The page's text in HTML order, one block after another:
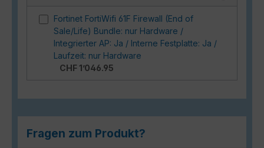
Fortinet FortiWifi 61F Firewall (End of
Sale/Life) Bundle: nur Hardware /
Integrierter AP: Ja / Interne Festplatte: Ja /
Laufzeit: nur Hardware
CHF 1’046.95
Fragen zum Produkt?